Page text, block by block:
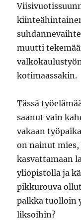
muutti
kotimaassakin.
Tässä
saanut vain
vakaan
on nainut
kasvattamaan
yliopistolla ja
pikkurouva
palkka tuolloin
liksoihin?